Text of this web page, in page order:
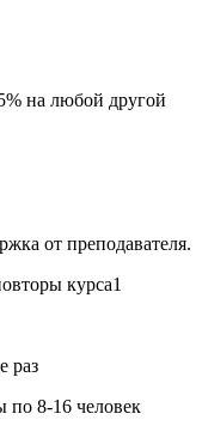
на любой другой
от преподавателя.
раз